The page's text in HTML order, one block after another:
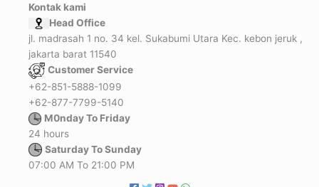
Kontak kami
Head Office
jl. madrasah 1 no. 34 kel. Sukabumi Utara Kec. kebon jeruk ,
jakarta barat 11540
Customer Service
+62-851-5888-1099
+62-877-7799-5140
M0nday To Friday
24 hours
Saturday To Sunday
07:00 AM To 21:00 PM